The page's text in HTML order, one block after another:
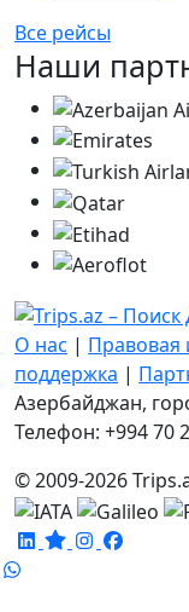
Все рейсы
Наши
О нас |
поддержка |
Азербайджан,
Телефон: +994 70
© 2009-2026